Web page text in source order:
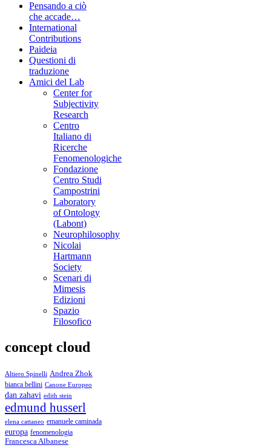
Pensando a ciò
che accade…
International
Contributions
Paideia
Questioni di
traduzione
Amici del Lab
Center for
Subjectivity
Research
Centro
Italiano di
Ricerche
Fenomenologiche
Fondazione
Centro Studi
Campostrini
Laboratory
of Ontology
(Labont)
Neurophilosophy
Nicolai
Hartmann
Society
Scenari di
Mimesis
Edizioni
Spazio
Filosofico
concept cloud
Altiero Spinelli Andrea Zhok
bianca bellini Canone Europeo
dan zahavi edith stein
edmund husserl
elena cattaneo emanuele caminada
europa fenomenologia
Francesca Albanese